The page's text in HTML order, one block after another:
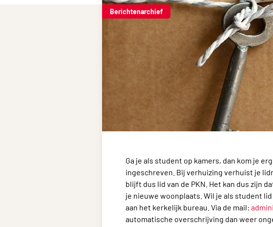
Berichtenarchief
Ga je als student op kamers, dan kom je
ingeschreven. Bij verhuizing verhuist je
blijft dus lid van de PKN. Het kan dus zijn
je nieuwe woonplaats. Wil je als student
aan het kerkelijk bureau. Via de mail:
automatische overschrijving dan weer